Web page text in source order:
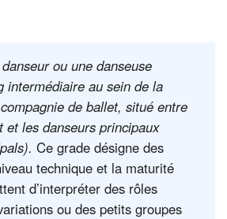
ou une danseuse
intermédiaire au sein de la
de ballet, situé entre
et les danseurs principaux
Ce grade désigne des
technique et la maturité
d’interpréter des rôles
ou des petits groupes